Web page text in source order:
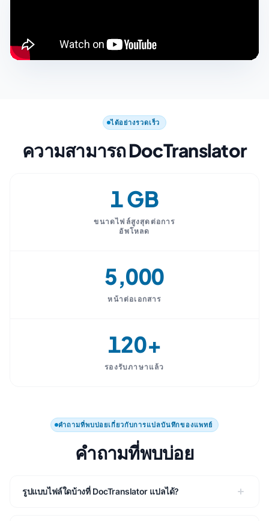
ได้อย่างรวดเร็ว
ความสามารถ DocTranslator
1 GB
ขนาดไฟล์สูงสุดต่อการ
อัพโหลด
5,000
หน้าต่อเอกสาร
120+
รองรับภาษาแล้ว
คําถามที่พบบ่อยเกี่ยวกับการแปลบันทึกของแพทย์
คําถามที่พบบ่อย
รูปแบบไฟล์ใดบ้างที่ DocTranslator แปลได้?